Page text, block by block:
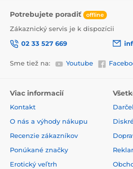
Potrebujete poradiť offline
Zákaznický servis je k dispozícii
02 33 527 669
Sme tiež na: Youtube
Viac informacií
Kontakt
O nás a výhody nákupu
Recenzie zákazníkov
Ponúkané značky
Erotický veľtrh